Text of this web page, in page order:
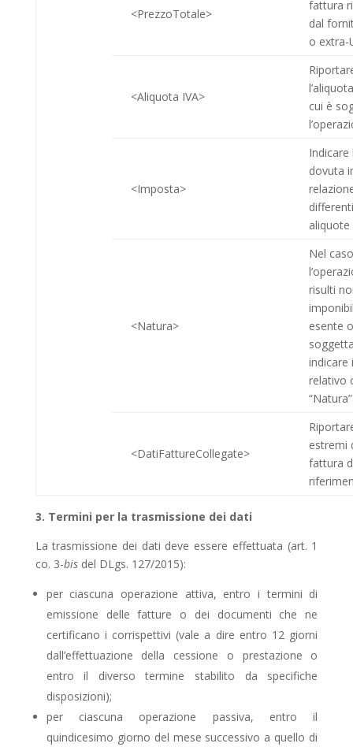
<PrezzoTotale>
fattura
dal
o extra-
<Aliquota IVA>
cui è
<Imposta>
Indicare
dovuta
differenti
aliquote
<Natura>
Nel
risulti
esente
indicare
relativo
“Natura”
<DatiFattureCollegate>
estremi
fattura
3. Termini per la trasmissione dei dati
La trasmissione dei dati deve essere effettuata (art. 1
co. 3-bisdel DLgs. 127/2015):
per ciascuna operazione attiva, entro i termini di
emissione delle fatture o dei documenti che ne
certificano i corrispettivi (vale a dire entro 12 giorni
dall’effettuazione della cessione o prestazione o
entro il diverso termine stabilito da specifiche
disposizioni);
per ciascuna operazione passiva, entro il
quindicesimo giorno del mese successivo a quello di